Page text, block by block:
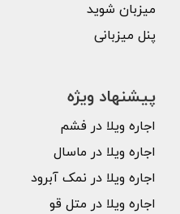
میزبان شوید
پنل میزبانی
پیشنهاد ویژه
اجاره ویلا در فشم
اجاره ویلا در ماسال
اجاره ویلا در نمک آبرود
اجاره ویلا در متل قو